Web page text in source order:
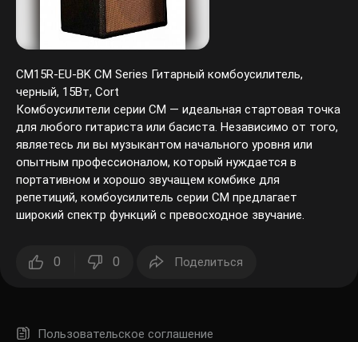
CM15R-EU-BK CM Series Гитарный комбоусилитель,
черный, 15Вт, Cort
Комбоусилители серии CM — идеальная стартовая точка
для любого гитариста или басиста. Независимо от того,
являетесь ли вы музыкантом начального уровня или
опытным профессионалом, который нуждается в
портативном и хорошо звучащем комбике для
репетиций, комбоусилитель серии CM предлагает
широкий спектр функций с превосходное звучание.
0 0 Поделиться
Пользовательское соглашение